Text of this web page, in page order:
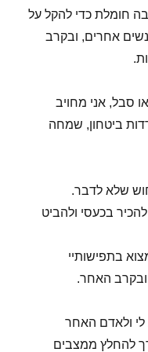
חומלת כדי להקל על
אחרים, ובקרב
סבל, אני מחויב
ביטחון, שמחה
שלא לדבר.
בכעסי ולהביט
בתפישותיי
ובקרב האחר.
לי ולאדם האחר
להחלץ ממצבים